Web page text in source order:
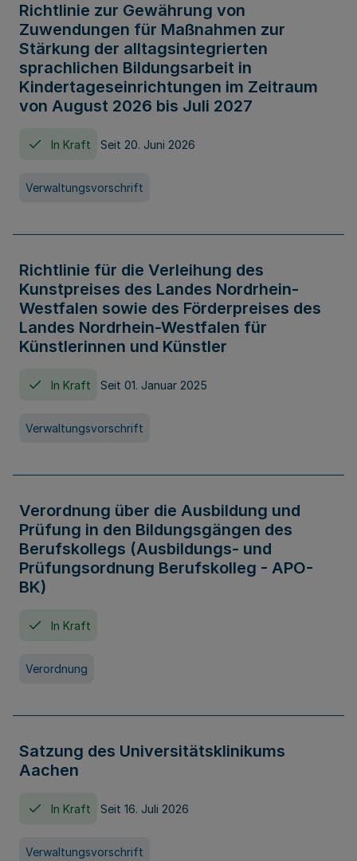
Richtlinie zur Gewährung von
Zuwendungen für Maßnahmen zur
Stärkung der alltagsintegrierten
sprachlichen Bildungsarbeit in
Kindertageseinrichtungen im Zeitraum
von August 2026 bis Juli 2027
In Kraft Seit 20. Juni 2026
Verwaltungsvorschrift
Richtlinie für die Verleihung des
Kunstpreises des Landes Nordrhein-
Westfalen sowie des Förderpreises des
Landes Nordrhein-Westfalen für
Künstlerinnen und Künstler
In Kraft Seit 01. Januar 2025
Verwaltungsvorschrift
Verordnung über die Ausbildung und
Prüfung in den Bildungsgängen des
Berufskollegs (Ausbildungs- und
Prüfungsordnung Berufskolleg - APO-
BK)
In Kraft
Verordnung
Satzung des Universitätsklinikums
Aachen
In Kraft Seit 16. Juli 2026
Verwaltungsvorschrift